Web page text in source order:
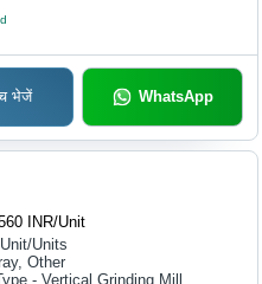
भेजें WhatsApp
INR/Unit
Unit/Units
Other
- Vertical Grinding Mill